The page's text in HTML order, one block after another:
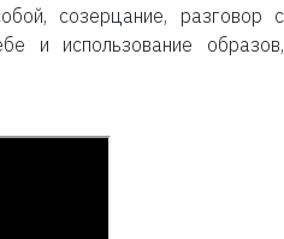
созерцание, разговор с
и использование образов,